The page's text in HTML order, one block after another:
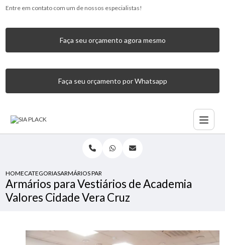
Entre em contato com um de nossos especialistas!
Faça seu orçamento agora mesmo
Faça seu orçamento por Whatsapp
HOMECATEGORIASARMÁRIOS PARA VESTIÁRIOS DE ACADEMIA VALORES
Armários para Vestiários de Academia
Valores Cidade Vera Cruz